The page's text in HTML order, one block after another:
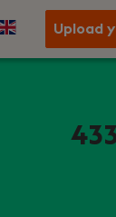
Upload